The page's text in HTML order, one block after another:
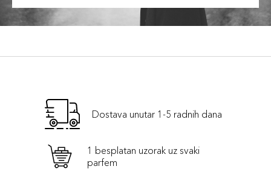
Dostava unutar 1-5 radnih dana
1 besplatan uzorak uz svaki
parfem